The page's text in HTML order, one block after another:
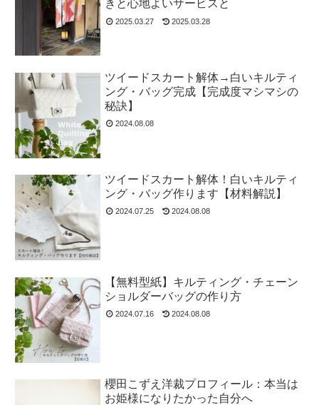
きと心地よいサービスと
2025.03.27 2025.03.28
ツイードスカート解体→白いキルティ
ング・バッグ完成【完成度マシマシの
秘訣】
2024.08.08
ツイードスカート解体！白いキルティ
ング・バッグ作ります【材料解説】
2024.07.25 2024.08.08
【無料型紙】キルティング・チェーン
ショルダーバッグの作り方
2024.07.16 2024.08.08
櫻田こずえ洋裁プロフィール：本当は
お姫様になりたかった自分へ